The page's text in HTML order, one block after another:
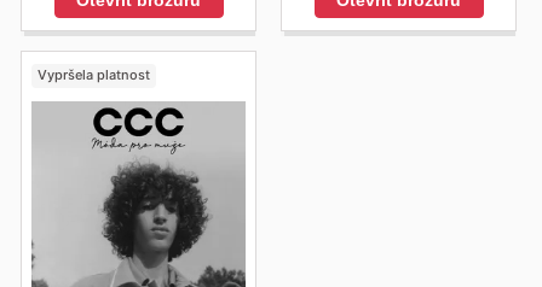
Vypršela platnost